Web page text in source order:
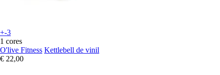
+-3
1 cores
O'live Fitness Kettlebell de vinil
€ 22,00